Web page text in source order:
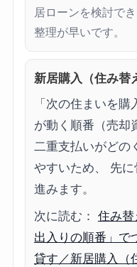
居ローンを検討で
整理が早いです。
新居購入（住み替
「次の住まいを
が動く順番（売却
二重支払いがどの
やすいため、 先
進みます。
次に読む： 住み
出入りの順番」で
貸す／新居購入（